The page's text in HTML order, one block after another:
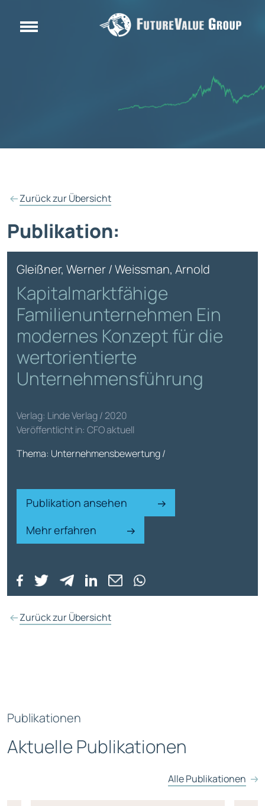
Zurück zur Übersicht
Publikation:
Gleißner, Werner / Weissman, Arnold
Kapitalmarktfähige
Familienunternehmen Ein
modernes Konzept für die
wertorientierte
Unternehmensführung
Verlag: Linde Verlag / 2020
Veröffentlicht in: CFO aktuell
Thema: Unternehmensbewertung /
Publikation ansehen
Mehr erfahren
Zurück zur Übersicht
Publikationen
Aktuelle Publikationen
Alle Publikationen